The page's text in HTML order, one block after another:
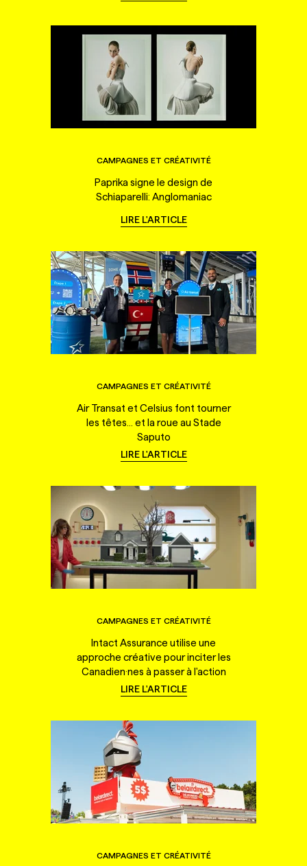
CAMPAGNES ET CRÉATIVITÉ
Paprika signe le design de
Schiaparelli: Anglomaniac
LIRE L'ARTICLE
CAMPAGNES ET CRÉATIVITÉ
Air Transat et Celsius font tourner
les têtes... et la roue au Stade
Saputo
LIRE L'ARTICLE
CAMPAGNES ET CRÉATIVITÉ
Intact Assurance utilise une
approche créative pour inciter les
Canadien·nes à passer à l'action
LIRE L'ARTICLE
CAMPAGNES ET CRÉATIVITÉ